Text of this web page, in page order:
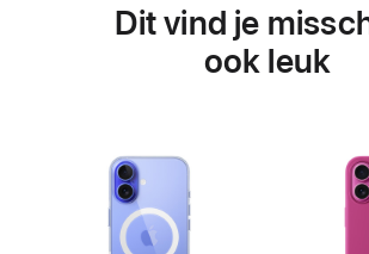
Dit vind je
ook leuk